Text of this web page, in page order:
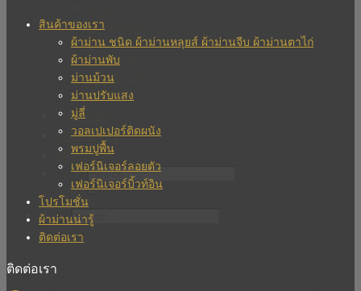
ม่านปรับแสง
มู่ลี่
วอลเปเปอร์
เฟอร์นิเจอร์
บิวท์อิน
โปรโมชั่น
ผ้าม่านน่ารู้
ติดต่อเรา
สินค้าของเรา
ผ้าม่าน ชนิด ผ้าม่านหลุยส์ ผ้าม่านจีบ ผ้าม่านตาไก่
ผ้าม่านพับ
ม่านม้วน
ม่านปรับแสง
มู่ลี่
วอลเปเปอร์ติดผนัง
พรมปูพื้น
เฟอร์นิเจอร์ลอยตัว
เฟอร์นิเจอร์บิ้วท์อิน
โปรโมชั่น
ผ้าม่านน่ารู้
ติดต่อเรา
ติดต่อเรา